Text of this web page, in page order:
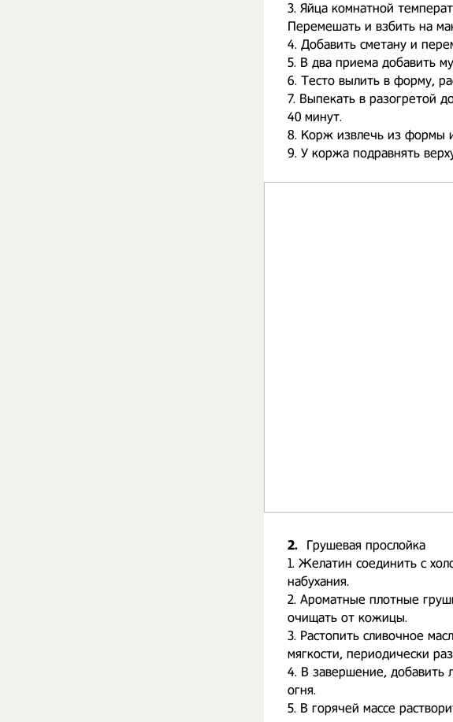
3. Яйца комнатной
Перемешать и взбить на
4. Добавить сметану и
5. В два приема добавить
6. Тесто вылить в форму,
7. Выпекать в разогретой
40 минут.
8. Корж извлечь из формы
9. У коржа подравнять
2.
Грушевая прослойка
1. Желатин соединить с
набухания.
2. Ароматные плотные
очищать от кожицы.
3. Растопить сливочное
мягкости, периодически
4. В завершение, добавить
огня.
5. В горячей массе